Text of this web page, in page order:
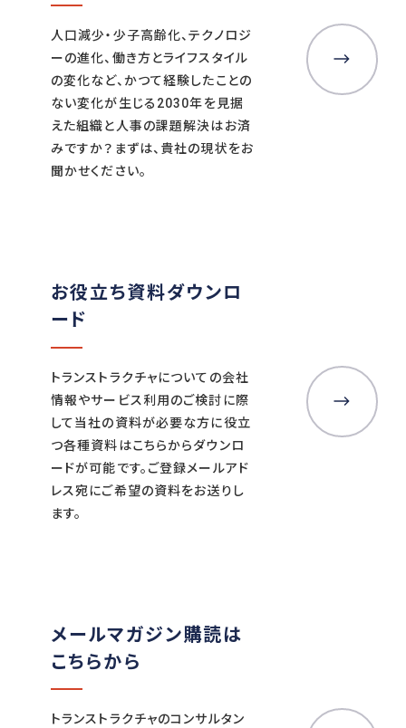
人口減少・少子高齢化、テクノロジ
ーの進化、働き方とライフスタイル
の変化など、かつて経験したことの
ない変化が生じる2030年を見据
えた組織と人事の課題解決はお済
みですか？まずは、貴社の現状をお
聞かせください。
お役立ち資料ダウンロ
ード
トランストラクチャについての会社
情報やサービス利用のご検討に際
して当社の資料が必要な方に役立
つ各種資料はこちらからダウンロ
ードが可能です。ご登録メールアド
レス宛にご希望の資料をお送りし
ます。
メールマガジン購読は
こちらから
トランストラクチャのコンサルタン